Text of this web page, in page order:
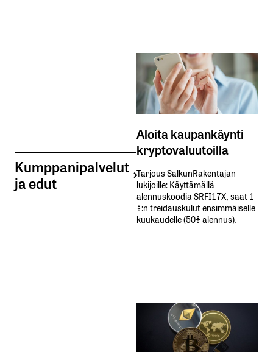
Kumppanipalvelut
ja edut
Aloita kaupankäynti
kryptovaluutoilla
Tarjous SalkunRakentajan
lukijoille: Käyttämällä​ ​
alennuskoodia​ ​SRFI17X,​ ​saat​ ​1
%:n treidauskulut​ ​ensimmäiselle​ ​
kuukaudelle​ ​(50%​ ​alennus).